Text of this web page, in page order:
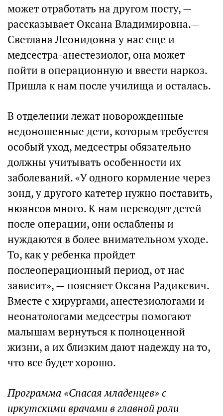
может отработать на другом посту, —
рассказывает Оксана Владимировна.—
Светлана Леонидовна у нас еще и
медсестра-анестезиолог, она может
пойти в операционную и ввести наркоз.
Пришла к нам после училища и осталась.
В отделении лежат новорожденные
недоношенные дети, которым требуется
особый уход, медсестры обязательно
должны учитывать особенности их
заболеваний. «У одного кормление через
зонд, у другого катетер нужно поставить,
нюансов много. К нам переводят детей
после операции, они ослаблены и
нуждаются в более внимательном уходе.
То, как у ребенка пройдет
послеоперационный период, от нас
зависит», — поясняет Оксана Радикевич.
Вместе с хирургами, анестезиологами и
неонатологами медсестры помогают
малышам вернуться к полноценной
жизни, а их близким дают надежду на то,
что все будет хорошо.
Программа «Спасая младенцев» с
иркутскими врачами в главной роли